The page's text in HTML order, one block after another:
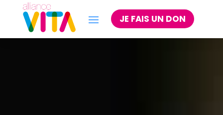
JE FAIS UN DON